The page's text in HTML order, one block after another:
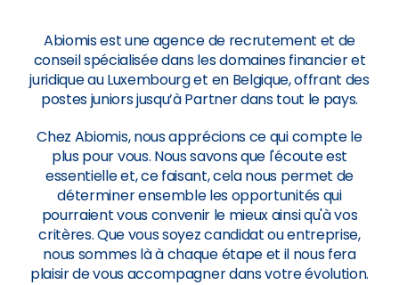
Abiomis est une agence de recrutement et de
conseil spécialisée dans les domaines financier et
juridique au Luxembourg et en Belgique, offrant des
postes juniors jusqu’à Partner dans tout le pays.
Chez Abiomis, nous apprécions ce qui compte le
plus pour vous. Nous savons que l'écoute est
essentielle et, ce faisant, cela nous permet de
déterminer ensemble les opportunités qui
pourraient vous convenir le mieux ainsi qu'à vos
critères. Que vous soyez candidat ou entreprise,
nous sommes là à chaque étape et il nous fera
plaisir de vous accompagner dans votre évolution.